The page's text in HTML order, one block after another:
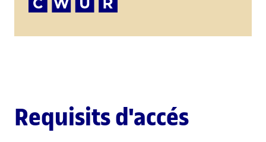
Requisits d'accés